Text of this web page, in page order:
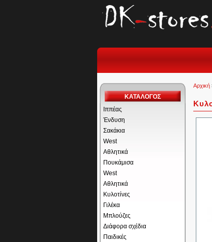
ΚΑΤΑΛΟΓΟΣ
Ιππέας
Ένδυση
Σακάκια
West
Αθλητικά
Πουκάμισα
West
Αθλητικά
Κυλοτίνες
Γιλέκα
Μπλούζες
Διάφορα σχέδια
Παιδικές
Αρχική